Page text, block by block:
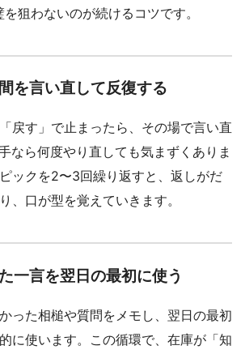
狙わないのが続けるコツです。
を言い直して反復する
「戻す」で止まったら、その場で言い直
なら何度やり直しても気まずくありま
ックを2〜3回繰り返すと、返しがだ
、口が型を覚えていきます。
一言を翌日の最初に使う
った相槌や質問をメモし、翌日の最初
に使います。この循環で、在庫が「知